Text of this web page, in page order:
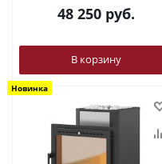
48 250руб.
В корзину
Новинка